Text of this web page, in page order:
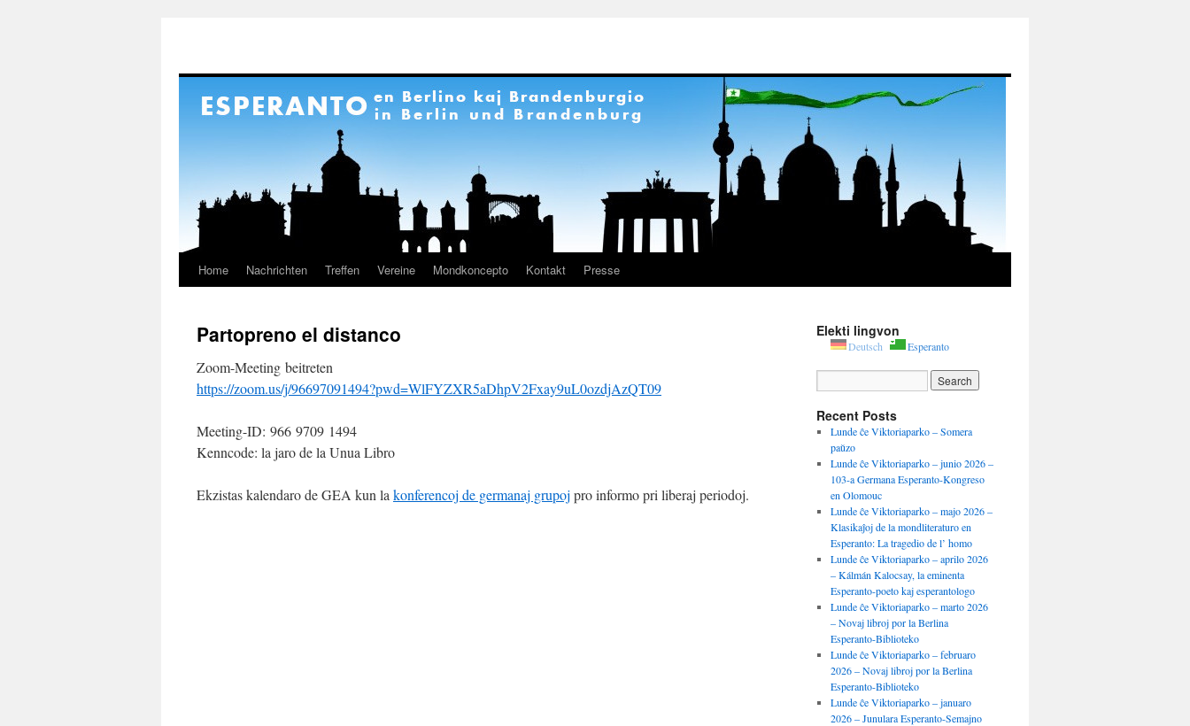
Skip
content
Home Nachrichten Treffen Vereine Mondkoncepto Kontakt Presse
Partopreno el distanco
Zoom-Meeting beitreten
https://zoom.us/j/96697091494?pwd=WlFYZXR5aDhpV2Fxay9uL0ozdjAzQT09
Meeting-ID: 966 9709 1494
Kenncode: la jaro de la Unua Libro
Ekzistas kalendaro de GEA kun la konferencoj de germanaj grupoj pro informo pri liberaj periodoj.
Elekti lingvon
Deutsch Esperanto
Recent Posts
Lunde ĉe Viktoriaparko – Somera
paŭzo
Lunde ĉe Viktoriaparko – junio 2026 –
103-a Germana Esperanto-Kongreso
en Olomouc
Lunde ĉe Viktoriaparko – majo 2026 –
Klasikaĵoj de la mondliteraturo en
Esperanto: La tragedio de l’ homo
Lunde ĉe Viktoriaparko – aprilo 2026
– Kálmán Kalocsay, la eminenta
Esperanto-poeto kaj esperantologo
Lunde ĉe Viktoriaparko – marto 2026
– Novaj libroj por la Berlina
Esperanto-Biblioteko
Lunde ĉe Viktoriaparko – februaro
2026 – Novaj libroj por la Berlina
Esperanto-Biblioteko
Lunde ĉe Viktoriaparko – januaro
2026 – Junulara Esperanto-Semajno